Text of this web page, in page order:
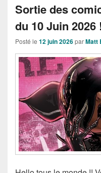
Sortie des
du 10 Juin 2026
Posté le 12 juin 2026parMatt